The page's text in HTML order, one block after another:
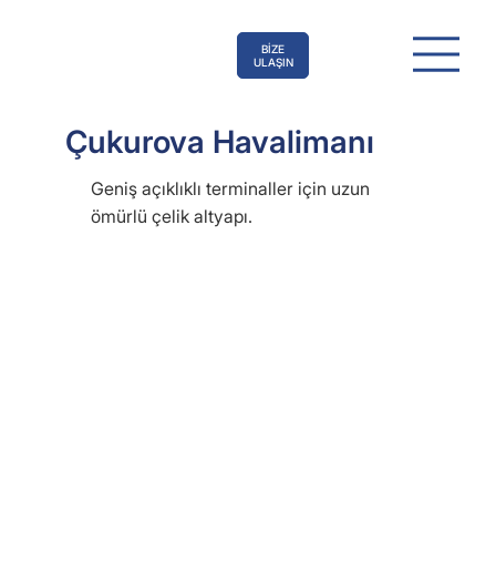
BİZE
ULAŞIN
Çukurova Havalimanı
Geniş açıklıklı terminaller için uzun
ömürlü çelik altyapı.